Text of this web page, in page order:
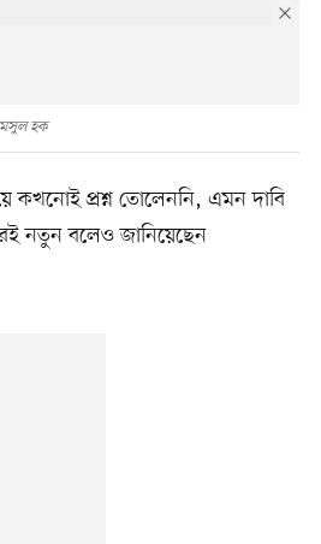
হক
কখনোই প্রশ্ন তোলেননি, এমন দাবি
নতুন বলেও জানিয়েছেন